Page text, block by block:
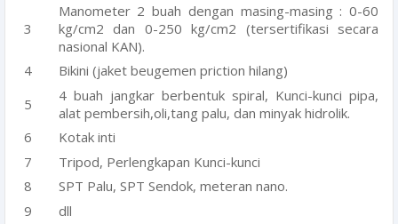
Manometer 2 buah dengan masing-masing : 0-60
kg/cm2 dan 0-250 kg/cm2 (tersertifikasi secara
nasional KAN).
Bikini (jaket beugemen priction hilang)
4 buah jangkar berbentuk spiral, Kunci-kunci pipa,
alat pembersih,oli,tang palu, dan minyak hidrolik.
Kotak inti
Tripod, Perlengkapan Kunci-kunci
SPT Palu, SPT Sendok, meteran nano.
dll